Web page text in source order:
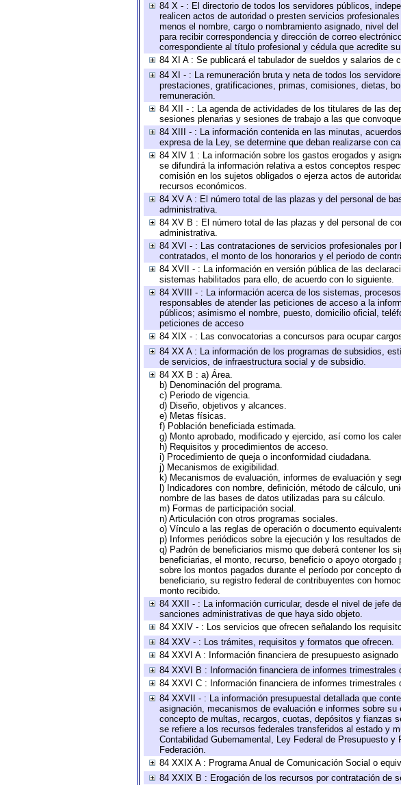
84 X - : El directorio de todos los servidores públicos,
realicen actos de autoridad o presten servicios
menos el nombre, cargo o nombramiento asignado, nivel
para recibir correspondencia y dirección de correo
correspondiente al título profesional y cédula que acredite
84 XI A : Se publicará el tabulador de sueldos y salarios de
84 XI - : La remuneración bruta y neta de todos los
prestaciones, gratificaciones, primas, comisiones, dietas,
remuneración.
84 XII - : La agenda de actividades de los titulares de las
sesiones plenarias y sesiones de trabajo a las que
84 XIII - : La información contenida en las minutas,
expresa de la Ley, se determine que deban realizarse con
84 XIV 1 : La información sobre los gastos erogados y
se difundirá la información relativa a estos conceptos
comisión en los sujetos obligados o ejerza actos de
recursos económicos.
84 XV A : El número total de las plazas y del personal de
administrativa.
84 XV B : El número total de las plazas y del personal de
administrativa.
84 XVI - : Las contrataciones de servicios profesionales
contratados, el monto de los honorarios y el periodo de
84 XVII - : La información en versión pública de las
sistemas habilitados para ello, de acuerdo con lo siguiente.
84 XVIII - : La información acerca de los sistemas,
responsables de atender las peticiones de acceso a la
públicos; asimismo el nombre, puesto, domicilio oficial,
peticiones de acceso
84 XIX - : Las convocatorias a concursos para ocupar
84 XX A : La información de los programas de subsidios,
de servicios, de infraestructura social y de subsidio.
84 XX B : a) Área.
b) Denominación del programa.
c) Periodo de vigencia.
d) Diseño, objetivos y alcances.
e) Metas físicas.
f) Población beneficiada estimada.
g) Monto aprobado, modificado y ejercido, así como los
h) Requisitos y procedimientos de acceso.
i) Procedimiento de queja o inconformidad ciudadana.
j) Mecanismos de exigibilidad.
k) Mecanismos de evaluación, informes de evaluación y
l) Indicadores con nombre, definición, método de cálculo,
nombre de las bases de datos utilizadas para su cálculo.
m) Formas de participación social.
n) Articulación con otros programas sociales.
o) Vínculo a las reglas de operación o documento
p) Informes periódicos sobre la ejecución y los resultados
q) Padrón de beneficiarios mismo que deberá contener los
beneficiarias, el monto, recurso, beneficio o apoyo
sobre los montos pagados durante el período por concepto
beneficiario, su registro federal de contribuyentes con
monto recibido.
84 XXII - : La información curricular, desde el nivel de jefe
sanciones administrativas de que haya sido objeto.
84 XXIV - : Los servicios que ofrecen señalando los
84 XXV - : Los trámites, requisitos y formatos que ofrecen.
84 XXVI A : Información financiera de presupuesto asignado
84 XXVI B : Información financiera de informes trimestrales
84 XXVI C : Información financiera de informes trimestrales
84 XXVII - : La información presupuestal detallada que
asignación, mecanismos de evaluación e informes sobre
concepto de multas, recargos, cuotas, depósitos y fianzas
se refiere a los recursos federales transferidos al estado y
Contabilidad Gubernamental, Ley Federal de Presupuesto
Federación.
84 XXIX A : Programa Anual de Comunicación Social o
84 XXIX B : Erogación de los recursos por contratación de